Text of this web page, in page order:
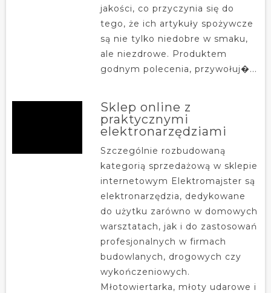
jakości, co przyczynia się do
tego, że ich artykuły spożywcze
są nie tylko niedobre w smaku,
ale niezdrowe. Produktem
godnym polecenia, przywołuj�...
Sklep online z
praktycznymi
elektronarzędziami
Szczególnie rozbudowaną
kategorią sprzedażową w sklepie
internetowym Elektromajster są
elektronarzędzia, dedykowane
do użytku zarówno w domowych
warsztatach, jak i do zastosowań
profesjonalnych w firmach
budowlanych, drogowych czy
wykończeniowych.
Młotowiertarka, młoty udarowe i